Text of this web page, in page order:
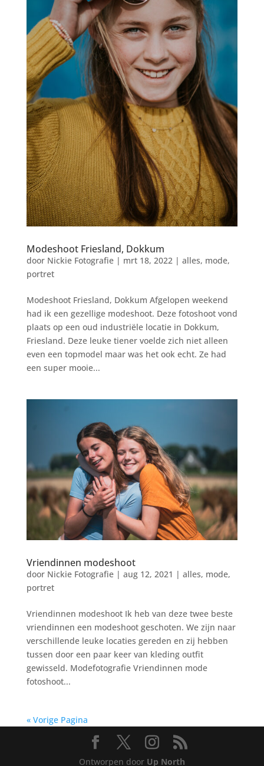
Modeshoot Friesland, Dokkum
door Nickie Fotografie| mrt 18, 2022| alles, mode,
portret
Modeshoot Friesland, Dokkum Afgelopen weekend
had ik een gezellige modeshoot. Deze fotoshoot vond
plaats op een oud industriële locatie in Dokkum,
Friesland. Deze leuke tiener voelde zich niet alleen
even een topmodel maar was het ook echt. Ze had
een super mooie...
Vriendinnen modeshoot
door Nickie Fotografie| aug 12, 2021 | alles, mode,
portret
Vriendinnen modeshoot Ik heb van deze twee beste
vriendinnen een modeshoot geschoten. We zijn naar
verschillende leuke locaties gereden en zij hebben
tussen door een paar keer van kleding outfit
gewisseld. Modefotografie Vriendinnen mode
fotoshoot...
« Vorige Pagina
Ontworpen door Up North